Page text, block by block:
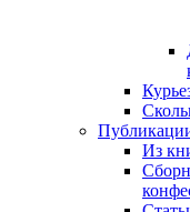
Из